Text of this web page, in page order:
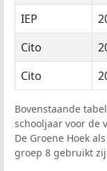
IEP
Cito
Cito
Bovenstaande
schooljaar voor de
De Groene Hoek
groep 8 gebruikt